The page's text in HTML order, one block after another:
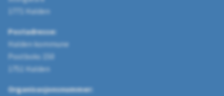
1771 Halden
Postadresse:
Halden kommune
Postboks 150
1751 Halden
Organisasjonsnummer: